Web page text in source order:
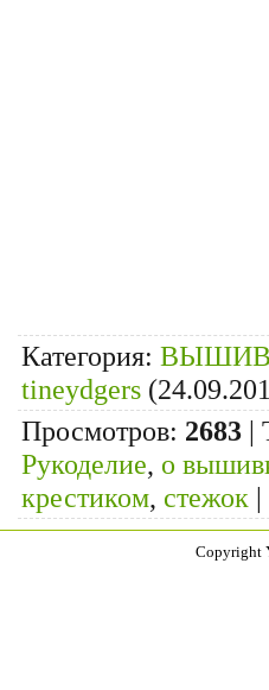
Категория:
tineydgers
Просмотров: 2683 |
Рукоделие, о
крестиком, стежок |
Copyright